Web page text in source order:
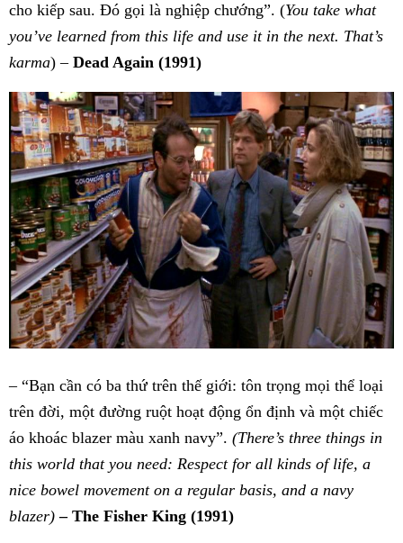
cho kiếp sau. Đó gọi là nghiệp chướng”. (You take what
you’ve learned from this life and use it in the next. That’s
karma) – Dead Again (1991)
– “Bạn cần có ba thứ trên thế giới: tôn trọng mọi thể loại
trên đời, một đường ruột hoạt động ổn định và một chiếc
áo khoác blazer màu xanh navy”. (There’s three things in
this world that you need: Respect for all kinds of life, a
nice bowel movement on a regular basis, and a navy
blazer) – The Fisher King (1991)